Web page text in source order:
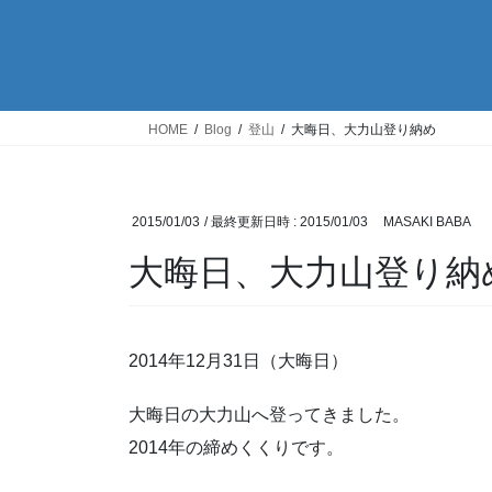
HOME Blog 登山 大晦日、大力山登り納め
2015/01/03 / 最終更新日時 : 2015/01/03 MASAKI BABA
大晦日、大力山登り納
2014年12月31日（大晦日）
大晦日の大力山へ登ってきました。
2014年の締めくくりです。